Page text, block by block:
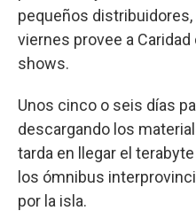
pequeños
viernes provee a
shows.
Unos cinco o seis días
descargando los
tarda en llegar el
los ómnibus
por la isla.